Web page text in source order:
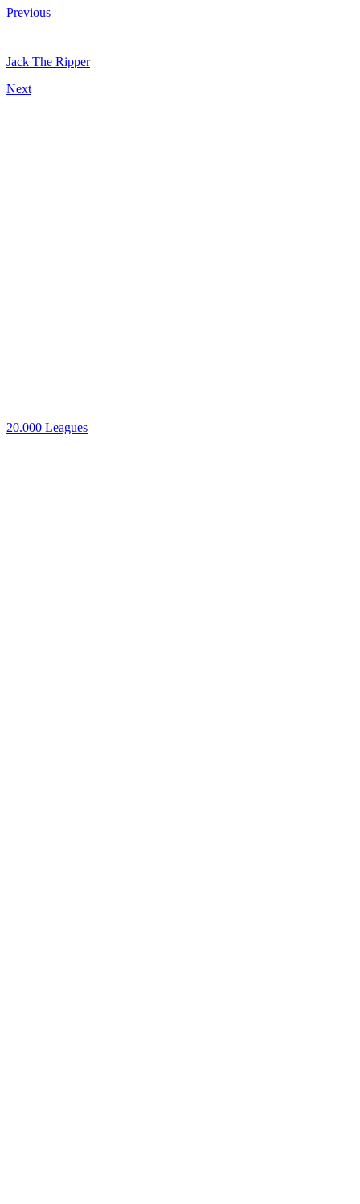
Previous
Jack The Ripper
Next
20.000 Leagues